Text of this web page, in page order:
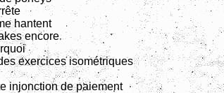
hantent
encore
exercices isométriques
injonction de paiement